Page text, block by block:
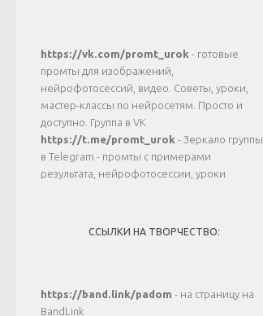
https://vk.com/promt_urok - готовые
промты для изображений,
нейрофотосессий, видео. Советы, уроки,
мастер-классы по нейросетям. Просто и
доступно. Группа в VK
https://t.me/promt_urok - Зеркало группы
в Telegram - промты с примерами
результата, нейрофотосессии, уроки.
ССЫЛКИ НА ТВОРЧЕСТВО:
https://band.link/padom - на страницу на
BandLink